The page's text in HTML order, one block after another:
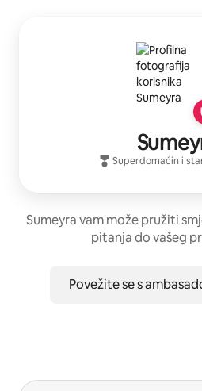
Superdomaćin i
Sumeyra vam može pružiti
pitanja do vašeg
Povežite se s